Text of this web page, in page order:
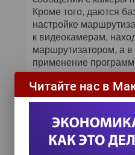
Кроме того, даются
настройке
к видеокамерам,
маршрутизатором, а
применение
управления
Последняя глава
комбинированным
объединяющим сразу
рассмотренных
Internet со
Читайте нас в